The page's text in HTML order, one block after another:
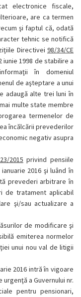
electronice fiscale,
are ca termen
şi faptul că, odată
tehnic se notifică
Directivei 98/34/CE
iunie 1998 de stabilire a
în domeniul
de aşteptare a unui
adaugă alte trei luni în
multe state membre
termenelor de
încălcării prevederilor
negativ asupra
2015 privind pensiile
2016 şi luând în
prevederi arbitrare în
de tratament aplicabil
şi/sau actualizare a
de modificare şi
emiterea normelor
unui nou val de litigii
2016 intră în vigoare
a Guvernului nr.
pentru pensionari,